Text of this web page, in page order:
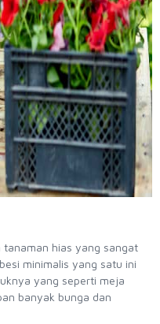
tanaman hias yang sangat
minimalis yang satu ini
yang seperti meja
banyak bunga dan